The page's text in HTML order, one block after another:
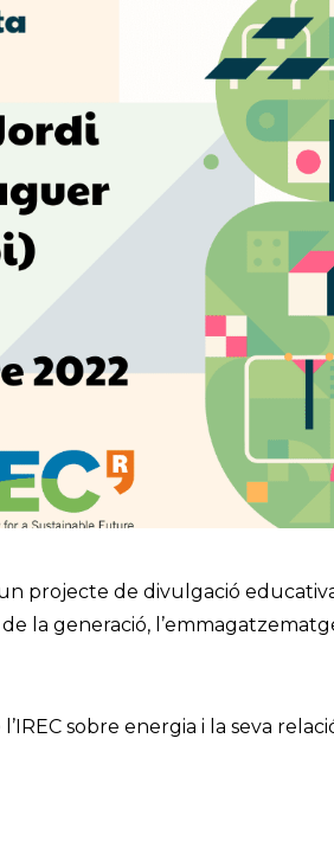
un projecte de divulgació
la generació,
sobre energia i la seva
Boi de Llobregat, Barcelona